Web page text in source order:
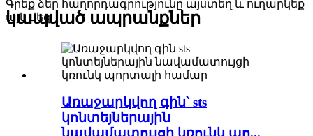
Գրեք ձեր հաղորդագրությունը այստեղ և ուղարկեք
այն մեզ
կապված ապրանքներ
Առաջարկվող գին՝ sts
կոնտեյներային
նավամատույցի կռունկ պո...